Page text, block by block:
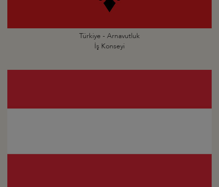
Türkiye - Arnavutluk
İş Konseyi